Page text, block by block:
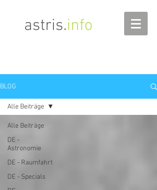
astris.info
BLOG
Alle Beiträge
DE -
Astronomie
DE - Raumfahrt
DE - Specials
Alle Beiträge